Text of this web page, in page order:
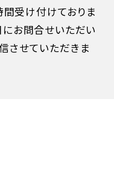
受け付けておりま
にお問合せいただい
させていただきま